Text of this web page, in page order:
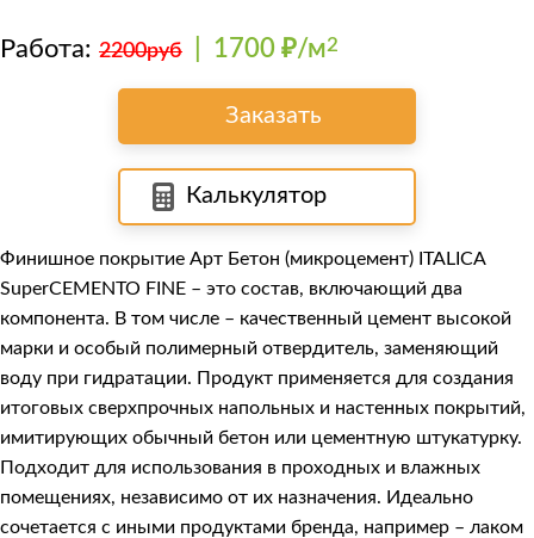
Работа: 2200руб 1700 ₽/м2
Заказать
Калькулятор
Финишное покрытие Арт Бетон (микроцемент) ITALICA
SuperCEMENTO FINE – это состав, включающий два
компонента. В том числе – качественный цемент высокой
марки и особый полимерный отвердитель, заменяющий
воду при гидратации. Продукт применяется для создания
итоговых сверхпрочных напольных и настенных покрытий,
имитирующих обычный бетон или цементную штукатурку.
Подходит для использования в проходных и влажных
помещениях, независимо от их назначения. Идеально
сочетается с иными продуктами бренда, например – лаком